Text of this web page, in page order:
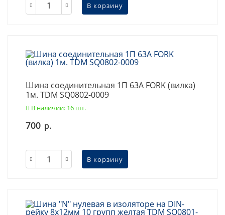
В корзину
Шина соединительная 1П 63A FORK (вилка)
1м. TDM SQ0802-0009
В наличии: 16 шт.
700 р.
В корзину